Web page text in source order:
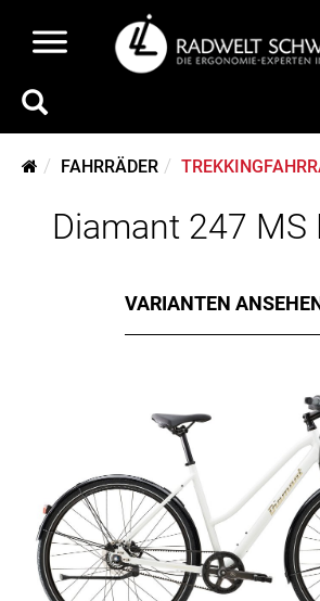
FAHRRÄDER
Diamant 247 MS
VARIANTEN